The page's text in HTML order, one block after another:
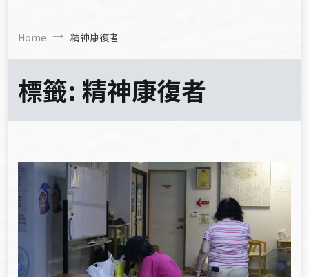
Home 精神康復者
標籤:精神康復者